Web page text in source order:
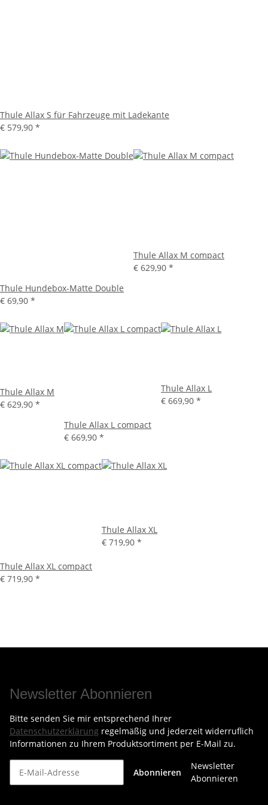
Thule Allax S für Fahrzeuge mit Ladekante
€ 579,90 *
Thule Hundebox-Matte Double
€ 69,90 *
Thule Allax M compact
€ 629,90 *
Thule Allax M
€ 629,90 *
Thule Allax L compact
€ 669,90 *
Thule Allax L
€ 669,90 *
Thule Allax XL compact
€ 719,90 *
Thule Allax XL
€ 719,90 *
Newsletter Abonnieren
Bitte senden Sie mir entsprechend Ihrer
Datenschutzerklärung regelmäßig und jederzeit widerruflich
Informationen zu Ihrem Produktsortiment per E-Mail zu.
Abonnieren
Newsletter
Abonnieren